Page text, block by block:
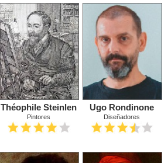
Théophile Steinlen
Pintores
Ugo Rondinone
Diseñadores